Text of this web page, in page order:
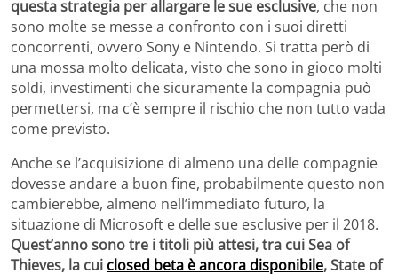
questa strategia per allargare le sue esclusive, che non
sono molte se messe a confronto con i suoi diretti
concorrenti, ovvero Sony e Nintendo. Si tratta però di
una mossa molto delicata, visto che sono in gioco molti
soldi, investimenti che sicuramente la compagnia può
permettersi, ma c’è sempre il rischio che non tutto vada
come previsto.
Anche se l’acquisizione di almeno una delle compagnie
dovesse andare a buon fine, probabilmente questo non
cambierebbe, almeno nell’immediato futuro, la
situazione di Microsoft e delle sue esclusive per il 2018.
Quest’anno sono tre i titoli più attesi, tra cui Sea of
Thieves, la cui closed beta è ancora disponibile, State of